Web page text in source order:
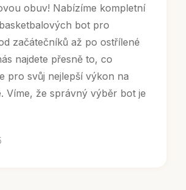
obuv! Nabízíme kompletní
bot pro
začátečníků až po ostřílené
najdete přesně to, co
pro svůj nejlepší výkon na
Víme, že správný výběr bot je